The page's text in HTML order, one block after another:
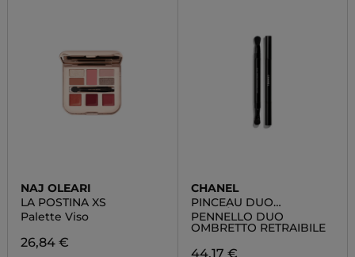
NAJ OLEARI
LA POSTINA XS
Palette Viso
26,84 €
CHANEL
PINCEAU DUO
PAUPIÈRES
RÉTRACTABLE N°200
PENNELLO DUO
OMBRETTO RETRAIBILE
44,17 €